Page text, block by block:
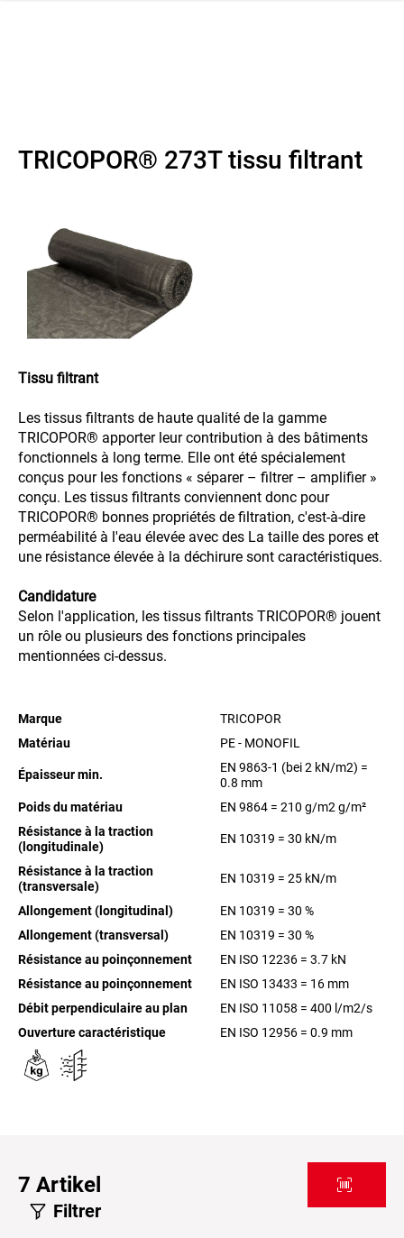
TRICOPOR® 273T tissu filtrant
Tissu filtrant
Les tissus filtrants de haute qualité de la gamme
TRICOPOR® apporter leur contribution à des bâtiments
fonctionnels à long terme. Elle ont été spécialement
conçus pour les fonctions « séparer – filtrer – amplifier »
conçu. Les tissus filtrants conviennent donc pour
TRICOPOR® bonnes propriétés de filtration, c'est-à-dire
perméabilité à l'eau élevée avec des La taille des pores et
une résistance élevée à la déchirure sont caractéristiques.
Candidature
Selon l'application, les tissus filtrants TRICOPOR® jouent
un rôle ou plusieurs des fonctions principales
mentionnées ci-dessus.
Marque
TRICOPOR
Matériau
PE - MONOFIL
Épaisseur min.
EN 9863-1 (bei 2 kN/m2) =
0.8 mm
Poids du matériau
EN 9864 = 210 g/m2 g/m²
Résistance à la traction
(longitudinale)
EN 10319 = 30 kN/m
Résistance à la traction
(transversale)
EN 10319 = 25 kN/m
Allongement (longitudinal)
EN 10319 = 30 %
Allongement (transversal)
EN 10319 = 30 %
Résistance au poinçonnement
EN ISO 12236 = 3.7 kN
Résistance au poinçonnement
EN ISO 13433 = 16 mm
Débit perpendiculaire au plan
EN ISO 11058 = 400 l/m2/s
Ouverture caractéristique
EN ISO 12956 = 0.9 mm
7 Artikel
Filtrer